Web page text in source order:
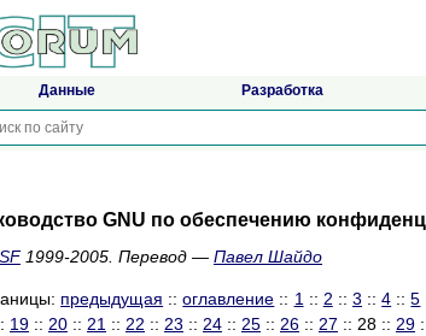
Данные Разработка
GNU по обеспечению
1999-2005. Перевод — Павел Шайдо
предыдущая ::оглавление :: 1 :: 2 :: 3 ::4 ::5
19 :: 20 :: 21 :: 22 :: 23 :: 24 :: 25 :: 26 :: 27 :: 28 :: 29